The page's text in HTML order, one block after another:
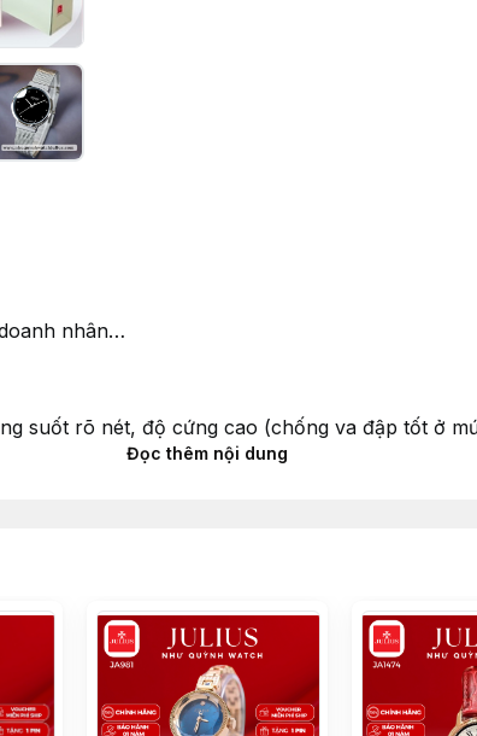
nhân…
suốt rõ nét, độ cứng cao (chống va đập tốt ở
công nghệ mạ IP chân không tiên tiến giúp đem
Đọc thêm nội dung